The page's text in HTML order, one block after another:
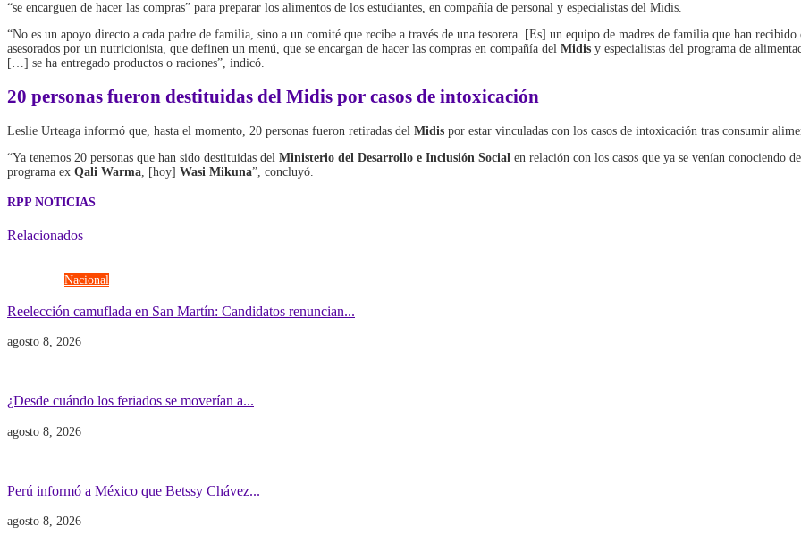
“se encarguen de hacer las compras” para preparar los alimentos de los estudiantes, en compañía de personal y especialistas del Midis.
“No es un apoyo directo a cada padre de familia, sino a un comité que recibe a través de una tesorera. [Es] un equipo de madres de familia que han
asesorados por un nutricionista, que definen un menú, que se encargan de hacer las compras en compañía del Midis y especialistas del programa de
[…] se ha entregado productos o raciones”, indicó.
20 personas fueron destituidas del Midis por casos de intoxicación
Leslie Urteaga informó que, hasta el momento, 20 personas fueron retiradas del Midis por estar vinculadas con los casos de intoxicación tras consumir
“Ya tenemos 20 personas que han sido destituidas del Ministerio del Desarrollo e Inclusión Social en relación con los casos que ya se venían conociendo
programa ex Qali Warma , [hoy] Wasi Mikuna”, concluyó.
RPP NOTICIAS
Relacionados
Nacional
Reelección camuflada en San Martín: Candidatos renuncian...
agosto 8, 2026
¿Desde cuándo los feriados se moverían a...
agosto 8, 2026
Perú informó a México que Betssy Chávez...
agosto 8, 2026